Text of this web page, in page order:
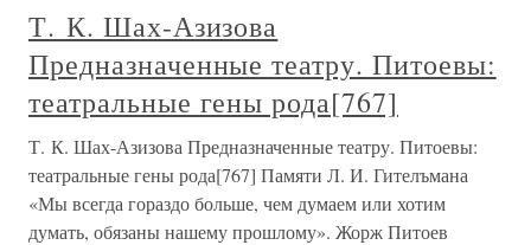
Т. К. Шах-Азизова
Предназначенные театру. Питоевы:
театральные гены рода[767]
Т. К. Шах-Азизова Предназначенные театру. Питоевы:
театральные гены рода[767] Памяти Л. И. Гителъмана
«Мы всегда гораздо больше, чем думаем или хотим
думать, обязаны нашему прошлому». Жорж Питоев